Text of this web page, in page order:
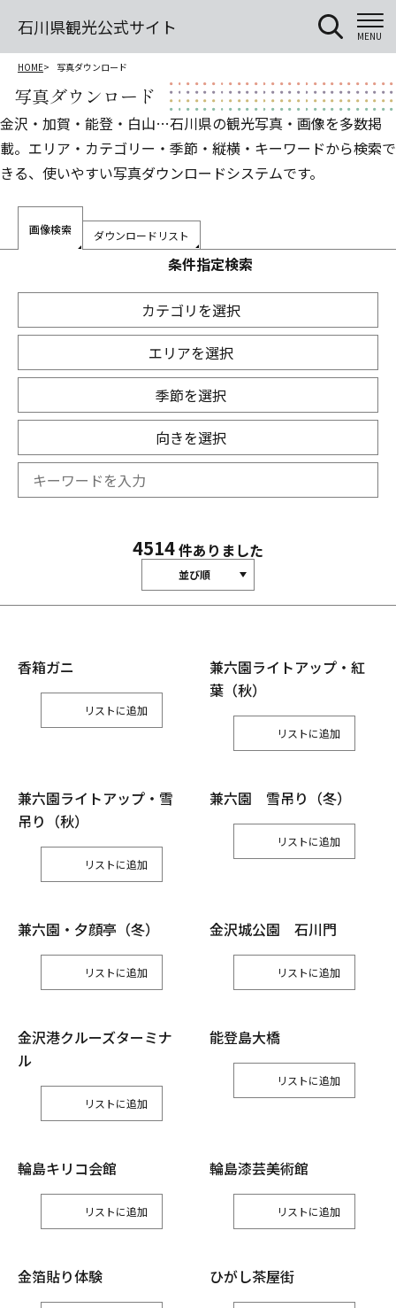
石川県観光公式サイト MENU
HOME 写真ダウンロード
写真ダウンロード
金沢・加賀・能登・白山…石川県の観光写真・画像を多数掲
載。エリア・カテゴリー・季節・縦横・キーワードから検索で
きる、使いやすい写真ダウンロードシステムです。
画像検索 ダウンロードリスト
条件指定検索
カテゴリを選択
エリアを選択
季節を選択
向きを選択
4514件ありました
並び順
香箱ガニ
リスト
兼六園ライトアップ・紅
葉（秋）
リスト
兼六園ライトアップ・雪
吊り（秋）
リスト
兼六園 雪吊り（冬）
リスト
兼六園・夕顔亭（冬）
リスト
金沢城公園 石川門
リスト
金沢港クルーズターミナ
ル
リスト
能登島大橋
リスト
輪島キリコ会館
リスト
輪島漆芸美術館
リスト
金箔貼り体験 ひがし茶屋街